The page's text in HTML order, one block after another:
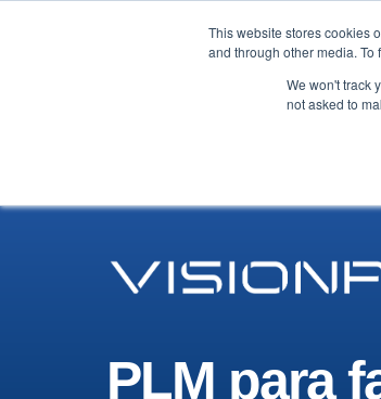
This website stores cookies
and through other media. To
We won't track
not asked to
Marca
PLM para